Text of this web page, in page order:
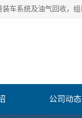
公司动态